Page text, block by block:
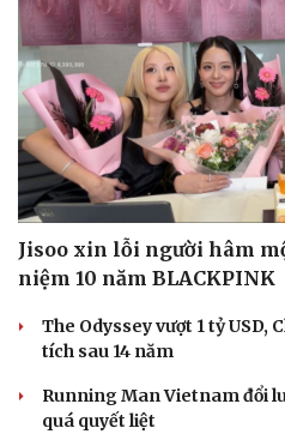
Săn Tour
check-in
Jisoo xin lỗi người hâm
niệm 10 năm BLACKPINK
The Odyssey vượt 1 tỷ
tích sau 14 năm
Running Man Vietnam đổi
quá quyết liệt